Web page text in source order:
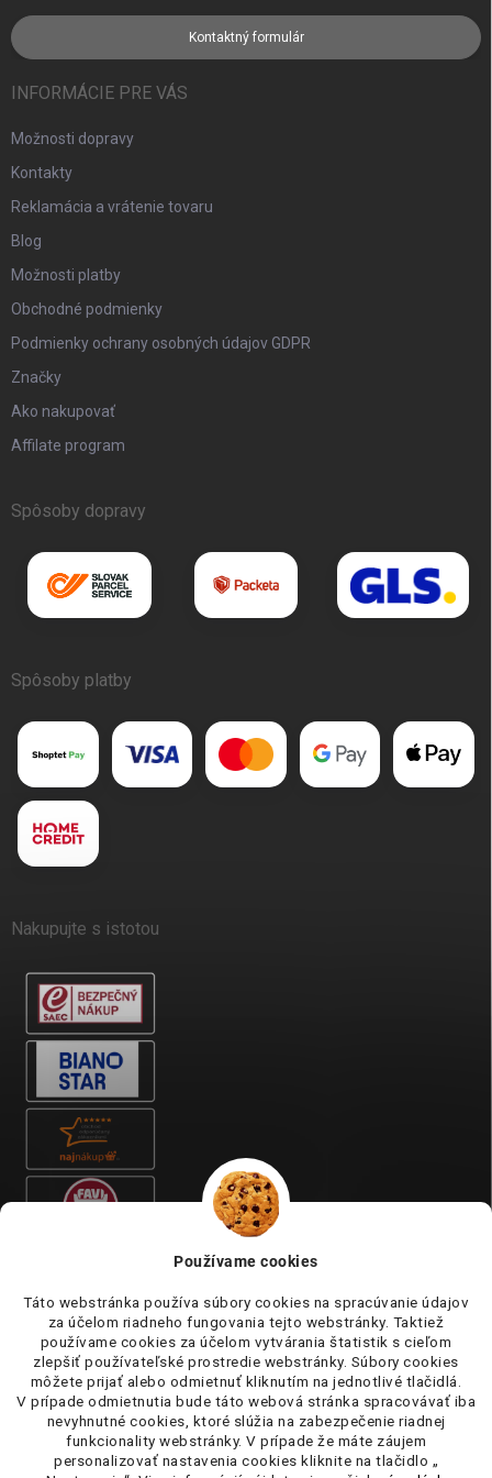
Používame cookies
Táto webstránka používa súbory cookies na spracúvanie údajov
za účelom riadneho fungovania tejto webstránky. Taktiež
používame cookies za účelom vytvárania štatistik s cieľom
zlepšiť používateľské prostredie webstránky. Súbory cookies
môžete prijať alebo odmietnuť kliknutím na jednotlivé tlačidlá.
V prípade odmietnutia bude táto webová stránka spracovávať iba
nevyhnutné cookies, ktoré slúžia na zabezpečenie riadnej
funkcionality webstránky. V prípade že máte záujem
personalizovať nastavenia cookies kliknite na tlačidlo „
Kontaktný formulár
INFORMÁCIE PRE VÁS
Možnosti dopravy
Kontakty
Reklamácia a vrátenie tovaru
Blog
Možnosti platby
Obchodné podmienky
Podmienky ochrany osobných údajov GDPR
Značky
Ako nakupovať
Affilate program
Spôsoby dopravy
Spôsoby platby
Nakupujte s istotou